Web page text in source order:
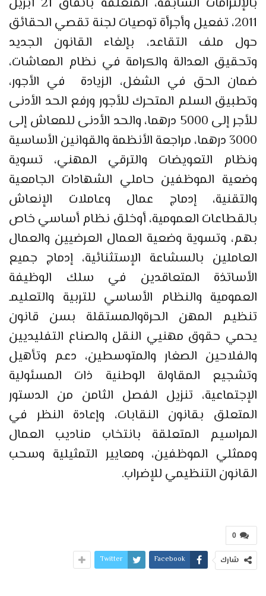
2011، تفعيل وأجرأة توصيات لجنة تقصي الحقائق
حول ملف التقاعد، بإلغاء القانون الجديد
وتحقيق العدالة والكرامة في نظام المعاشات،
ضمان الحق في الشغل، الزيادة في الأجور،
وتطبيق السلم المتحرك للأجور ورفع الحد الأدنى
للأجر إلى 5000 درهما، والحد الأدنى للمعاش إلى
3000 درهما، مراجعة الأنظمة والقوانين الأساسية
ونظام التعويضات والترقي المهني، تسوية
وضعية الموظفين حاملي الشهادات الجامعية
والتقنية، إدماج عمال وعاملات الإنعاش
بالقطاعات العمومية، أوخلق نظام أساسي خاص
بهم، وتسوية وضعية العمال العرضيين والعمال
العاملين بالسشاعة الإستثنائية، إدماج جميع
الأساتذة المتعاقدين في سلك الوظيفة
العمومية والنظام الأساسي للتربية والتعليمـ
تنظيم المهن الحرةوالمستقلة بسن قانون
يحمي حقوق مهنيي النقل والصناع التفليديين
والفلاحين الصغار والمتوسطين، دعم وتأهيل
وتشجيع المقاولة الوطنية ذات المسئولية
الإجتماعية، تنزيل الفصل الثامن من الدستور
المتعلق بقانون النقابات، وإعادة النظر في
المراسيم المتعلقة بانتخاب مناديب العمال
وممثلي الموظفين، ومعايير التمثيلية وسحب
القانون التنظيمي للإضراب.
0
شارك Facebook
Twitter